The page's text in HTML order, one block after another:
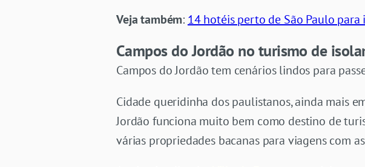
Veja também: 14 hotéis perto de São Paulo
Campos do Jordão no turismo de
Campos do Jordão tem cenários lindos para
Cidade queridinha dos paulistanos, ainda mais
Jordão funciona muito bem como destino de
várias propriedades bacanas para viagens com